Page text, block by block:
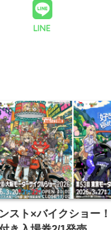
LINE
スト×バイクショー